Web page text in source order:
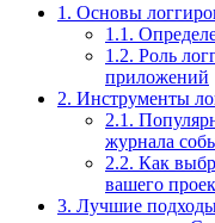
1. Основы
1.1.
1.2. Роль
приложений
2. Инструменты
2.1.
журнала
2.2. Как
вашего
3. Лучшие